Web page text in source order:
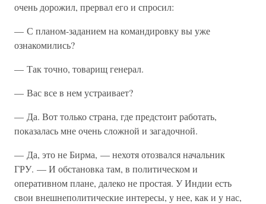
очень дорожил, прервал его и спросил:
— С планом-заданием на командировку вы уже
ознакомились?
— Так точно, товарищ генерал.
— Вас все в нем устраивает?
— Да. Вот только страна, где предстоит работать,
показалась мне очень сложной и загадочной.
— Да, это не Бирма, — нехотя отозвался начальник
ГРУ. — И обстановка там, в политическом и
оперативном плане, далеко не простая. У Индии есть
свои внешнеполитические интересы, у нее, как и у нас,